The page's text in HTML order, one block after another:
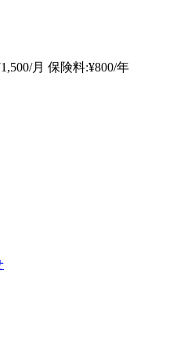
月 保険料:¥800/年